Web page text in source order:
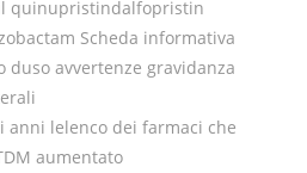
quinupristindalfopristin
Scheda informativa
duso avvertenze gravidanza
anni lelenco dei farmaci che
aumentato